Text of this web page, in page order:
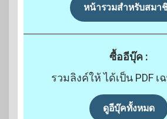
หน้ารวมสำหรับสมา
ซื้ออีบุ๊ค :
รวมลิงค์ให้ ได้เป็น PDF เ
ดูอีบุ๊คทั้งหมด